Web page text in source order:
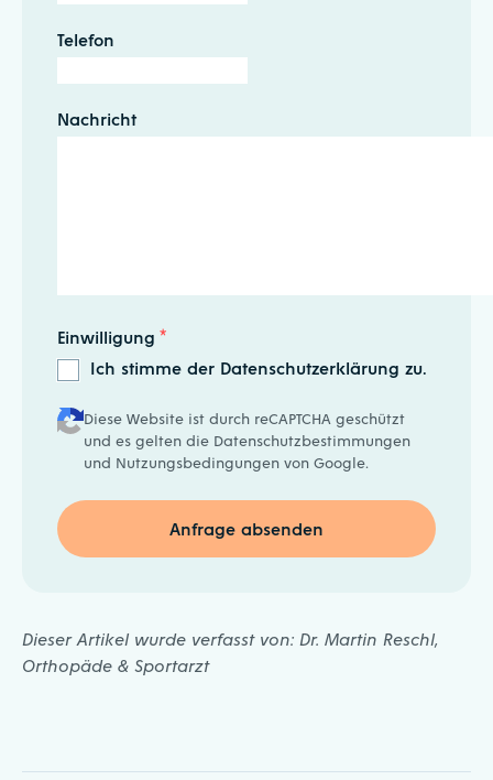
Telefon
Nachricht
Einwilligung *
Ich stimme der Datenschutzerklärung zu.
Diese Website ist durch reCAPTCHA geschützt
und es gelten die Datenschutzbestimmungen
und Nutzungsbedingungen von Google.
Dieser Artikel wurde verfasst von: Dr. Martin Reschl,
Orthopäde & Sportarzt